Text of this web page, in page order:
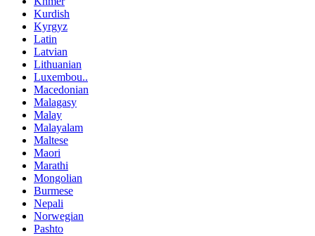
Kurdish
Kyrgyz
Latin
Latvian
Lithuanian
Luxembou..
Macedonian
Malagasy
Malay
Malayalam
Maltese
Maori
Marathi
Mongolian
Burmese
Nepali
Norwegian
Pashto